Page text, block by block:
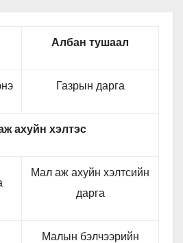
Албан тушаал
Газрын дарга
ахуйн хэлтэс
Мал аж ахуйн хэлтсийн
дарга
Малын бэлчээрийн